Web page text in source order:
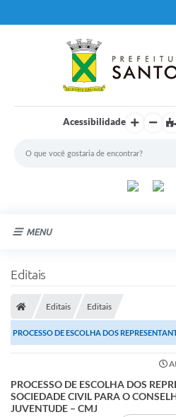
Acessibilidade
MENU
Portal de Serviços
Transparência
Consultar Processos
Editais
Editais Editais
PROCESSO DE ESCOLHA DOS
PROCESSO DE ESCOLHA DOS
SOCIEDADE CIVIL PARA O
JUVENTUDE – CMJ